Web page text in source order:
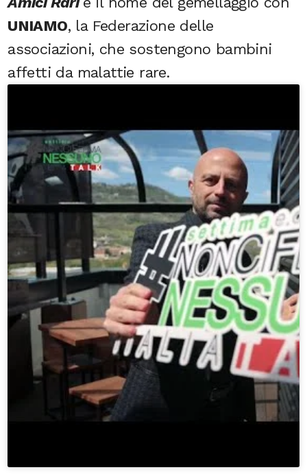
UNIAMO, la Federazione delle
associazioni, che sostengono bambini
affetti da malattie rare.